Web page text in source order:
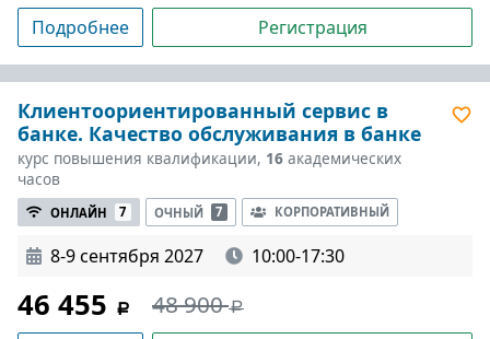
Подробнее Регистрация
Клиентоориентированный сервис в
банке. Качество обслуживания в банке
курс повышения квалификации, 16 академических
часов
ОНЛАЙН 7 ОЧНЫЙ 7 КОРПОРАТИВНЫЙ
8-9 сентября 2027 10:00-17:30
46 455 48 900